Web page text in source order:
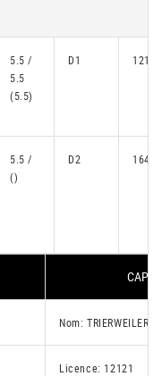
5.5 /
5.5
(5.5)
D1 12121
5.5 /
()
D2 16401
Nom: TRIERWEILER
Licence: 12121